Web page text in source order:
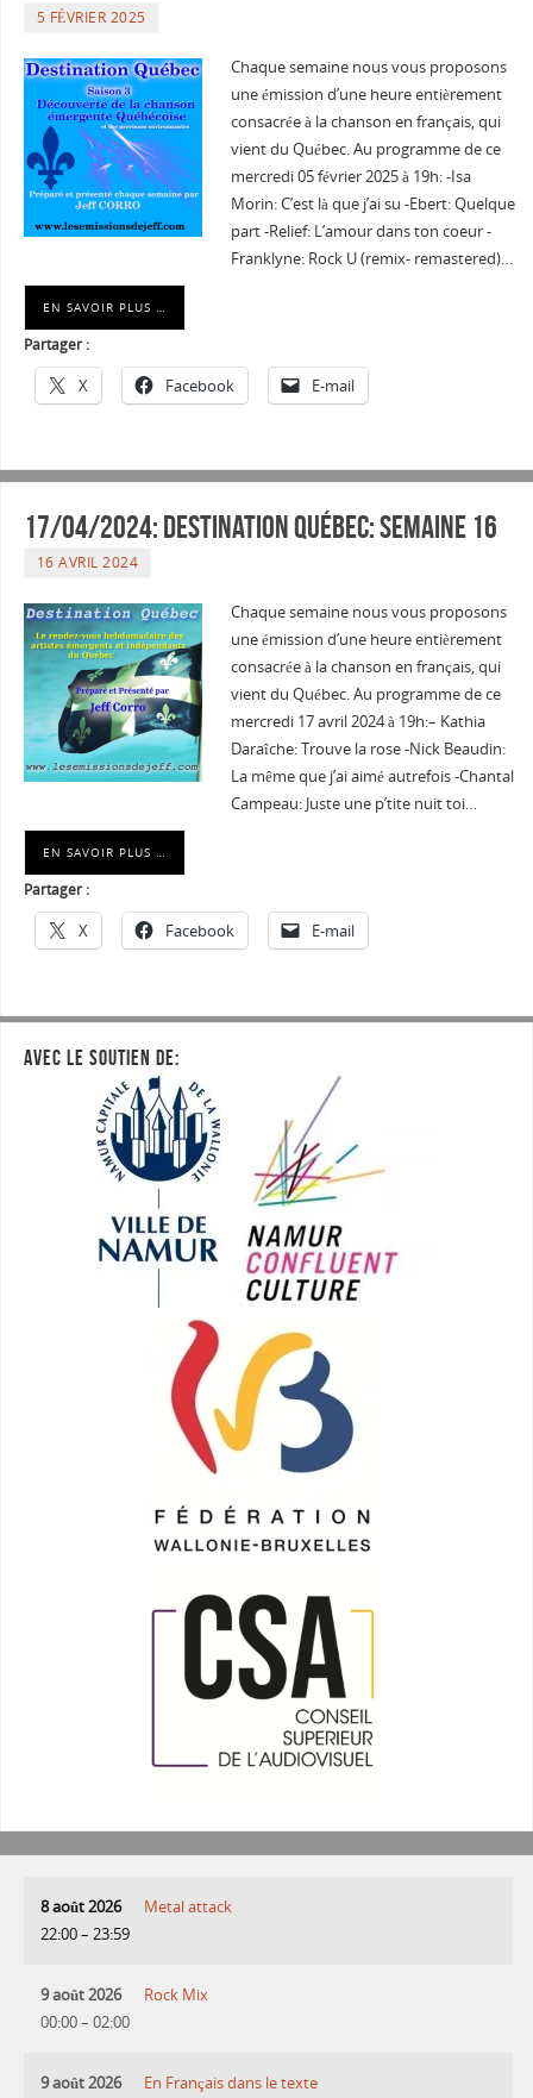
5 FÉVRIER 2025
Chaque semaine nous vous proposons
une émission d’une heure entièrement
consacrée à la chanson en français, qui
vient du Québec. Au programme de ce
mercredi 05 février 2025 à 19h: -Isa
Morin: C’est là que j’ai su -Ebert: Quelque
part -Relief: L’amour dans ton coeur -
Franklyne: Rock U (remix- remastered)…
EN SAVOIR PLUS …
Partager :
X Facebook E-mail
17/04/2024: Destination Québec: semaine 16
16 AVRIL 2024
Chaque semaine nous vous proposons
une émission d’une heure entièrement
consacrée à la chanson en français, qui
vient du Québec. Au programme de ce
mercredi 17 avril 2024 à 19h:– Kathia
Daraîche: Trouve la rose -Nick Beaudin:
La même que j’ai aimé autrefois -Chantal
Campeau: Juste une p’tite nuit toi…
EN SAVOIR PLUS …
Partager :
X Facebook E-mail
AVEC LE SOUTIEN DE:
8 août 2026
22:00– 23:59
Metal attack
9 août 2026
00:00– 02:00
Rock Mix
9 août 2026 En Français dans le texte